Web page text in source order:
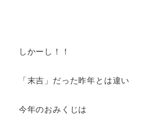
しかーし！！
「末吉」だった昨年とは違い
今年のおみくじは